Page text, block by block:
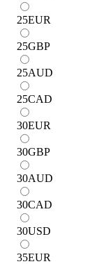
25EUR
25GBP
25AUD
25CAD
30EUR
30GBP
30AUD
30CAD
30USD
35EUR